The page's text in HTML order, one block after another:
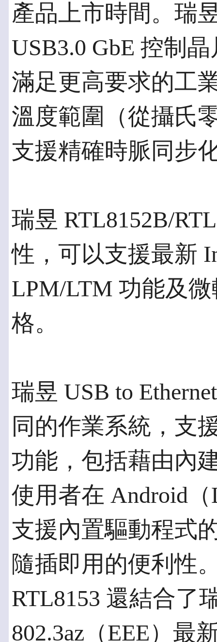
產品上市時間。瑞
USB3.0 GbE 控制
滿足更高要求的工
溫度範圍（從攝氏
支援精確時脈同步
瑞昱 RTL8152B/
性，可以支援最新
LPM/LTM 功能及微
格。
瑞昱 USB to
同的作業系統，支
功能，包括藉由內
使用者在 Android
支援內置驅動程式
隨插即用的便利性
RTL8153 還結合了
802.3az（EEE）最